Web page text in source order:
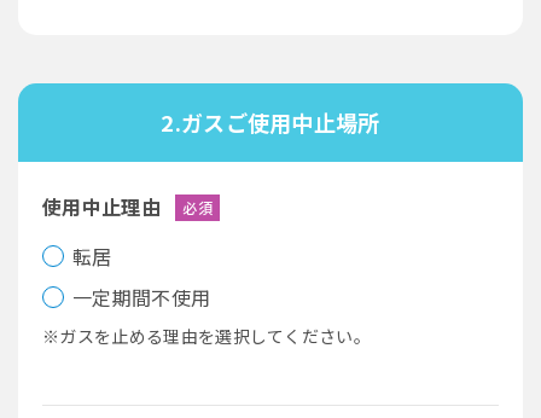
2.ガスご使用中止場所
使用中止理由 必須
転居
一定期間不使用
※ガスを止める理由を選択してください。